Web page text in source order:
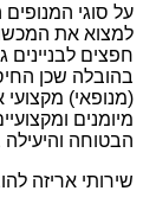
על סוגי המנופים
למצוא את
חפצים
בהובלה שכן
(מנופאי)
מיומנים
הבטוחה והיעילה
שירותי אריזה